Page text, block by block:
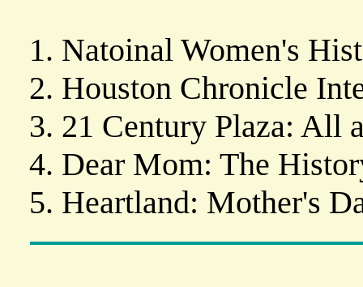
Natoinal Women's
Houston Chronicle
21 Century Plaza: All
Dear Mom: The
Heartland: Mother's